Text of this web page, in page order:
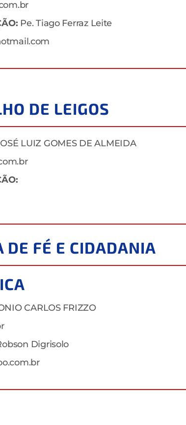
Pe. Tiago Ferraz Leite
DE LEIGOS
LUIZ GOMES DE ALMEIDA
DE FÉ E CIDADANIA
CARLOS FRIZZO
Digrisolo